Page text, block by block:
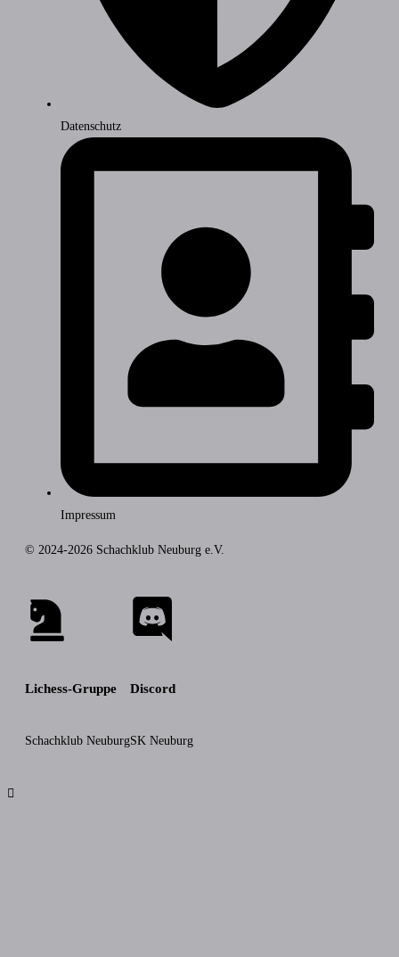
Datenschutz
Impressum
© 2024-2026 Schachklub Neuburg e.V.
Lichess-Gruppe
Schachklub Neuburg
Discord
SK Neuburg